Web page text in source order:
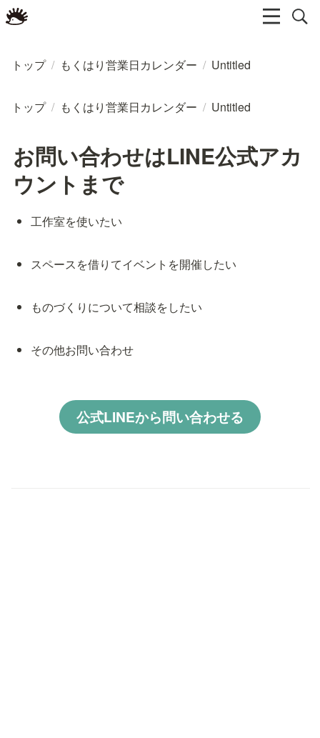
トップ / もくはり営業日カレンダー / Untitled
トップ / もくはり営業日カレンダー / Untitled
お問い合わせはLINE公式アカ
ウントまで
工作室を使いたい
スペースを借りてイベントを開催したい
ものづくりについて相談をしたい
その他お問い合わせ
公式LINEから問い合わせる